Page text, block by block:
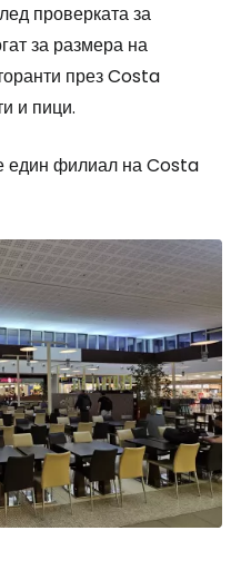
проверката за
за размера на
през Costa
и пици.
един филиал на Costa